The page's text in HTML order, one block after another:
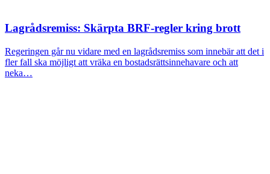
Lagrådsremiss: Skärpta BRF-regler kring brott
Regeringen går nu vidare med en lagrådsremiss som innebär att det i
fler fall ska möjligt att vräka en bostadsrättsinnehavare och att
neka…